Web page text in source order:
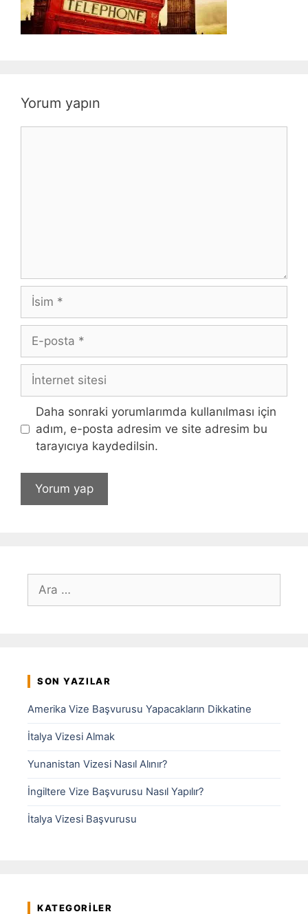
Yorum yapın
İsim
posta
İnternet
Daha sonraki yorumlarımda kullanılması için
adım, e-posta adresim ve site adresim bu
tarayıcıya kaydedilsin.
ara
SON YAZILAR
Amerika Vize Başvurusu Yapacakların Dikkatine
İtalya Vizesi Almak
Yunanistan Vizesi Nasıl Alınır?
İngiltere Vize Başvurusu Nasıl Yapılır?
İtalya Vizesi Başvurusu
KATEGORILER